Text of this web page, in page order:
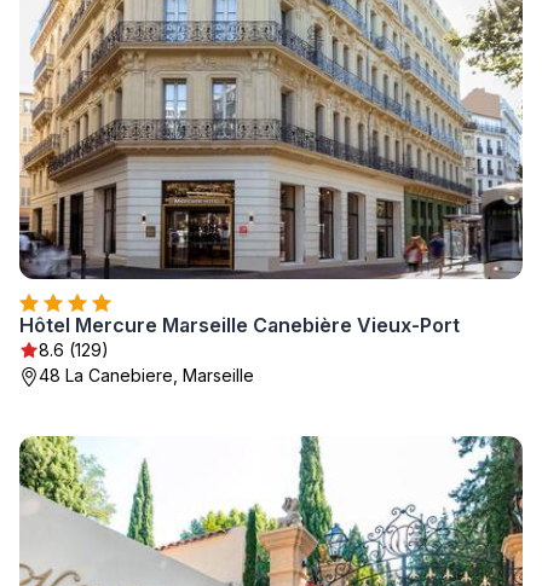
Hôtel Mercure Marseille Canebière Vieux-Port
8.6 (129)
48 La Canebiere, Marseille